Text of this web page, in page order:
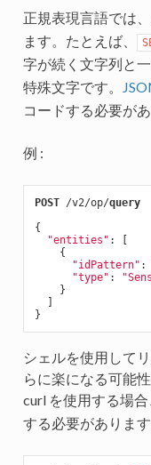
正規表現言語では
ます。たとえば、
字が続く文字列と
特殊文字です。
コードする必要があ
例 :
POST /v2/op/query
{
"entities" : [
    {
"idPattern" :
"type" :
    }
  ]
シェルを使用して
らに楽になる可能
curl を使用する場
する必要がありま